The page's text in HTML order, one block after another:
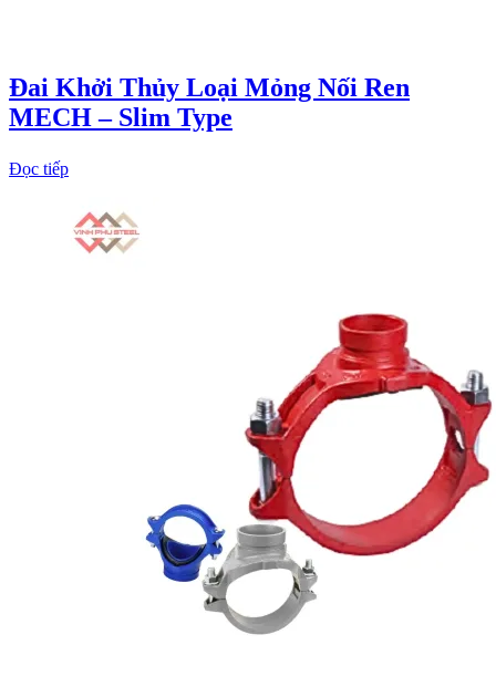
Đai Khởi Thủy Loại Mỏng Nối Ren
MECH – Slim Type
Đọc tiếp